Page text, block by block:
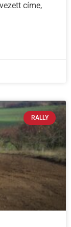
címe,
RALLY